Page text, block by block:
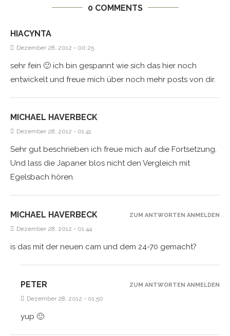
0 COMMENTS
HIACYNTA
Dezember 28, 2012 - 00:25
sehr fein 🙂 ich bin gespannt wie sich das hier noch
entwickelt und freue mich über noch mehr posts von dir.
MICHAEL HAVERBECK
Dezember 28, 2012 - 01:41
Sehr gut beschrieben ich freue mich auf die Fortsetzung.
Und lass die Japaner blos nicht den Vergleich mit
Egelsbach hören.
MICHAEL HAVERBECK
Dezember 28, 2012 - 01:44
is das mit der neuen cam und dem 24-70 gemacht?
ZUM ANTWORTEN ANMELDEN
PETER
Dezember 28, 2012 - 01:50
yup 🙂
ZUM ANTWORTEN ANMELDEN